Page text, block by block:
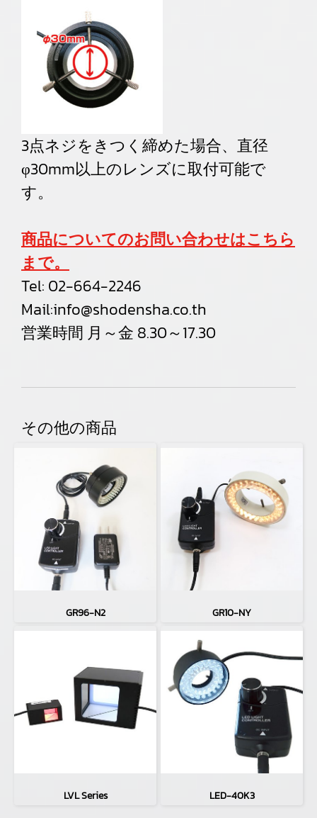
3点ネジをきつく締めた場合、 直径
φ30mm以上のレンズに取付可能で
す。
商品についてのお問い合わせはこちら
まで。
Tel: 02-664-2246
Mail:info@shodensha.co.th
営業時間 月～金 8.30～17.30
その他の商品
GR96-N2 GR10-NY
LVL Series LED-40K3